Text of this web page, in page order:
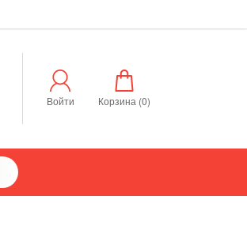
Войти Корзина (0)